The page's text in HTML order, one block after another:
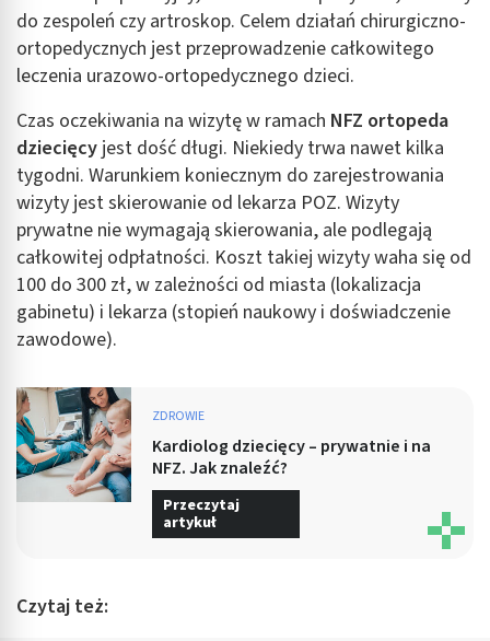
do zespoleń czy artroskop. Celem działań chirurgiczno-
ortopedycznych jest przeprowadzenie całkowitego
leczenia urazowo-ortopedycznego dzieci.
Czas oczekiwania na wizytę w ramach NFZ ortopeda
dziecięcy jest dość długi. Niekiedy trwa nawet kilka
tygodni. Warunkiem koniecznym do zarejestrowania
wizyty jest skierowanie od lekarza POZ. Wizyty
prywatne nie wymagają skierowania, ale podlegają
całkowitej odpłatności. Koszt takiej wizyty waha się od
100 do 300 zł, w zależności od miasta (lokalizacja
gabinetu) i lekarza (stopień naukowy i doświadczenie
zawodowe).
ZDROWIE
Kardiolog dziecięcy – prywatnie i na
NFZ. Jak znaleźć?
Przeczytaj
artykuł
Czytaj też: